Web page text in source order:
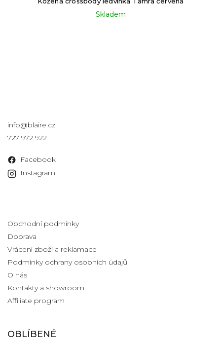
Skladem
info@blaire.cz
727 972 922
Facebook
Instagram
Obchodní podmínky
Doprava
Vrácení zboží a reklamace
Podmínky ochrany osobních údajů
O nás
Kontakty a showroom
Affiliate program
OBLÍBENÉ